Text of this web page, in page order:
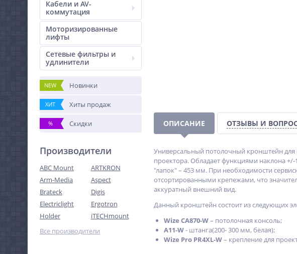
Кабели и AV-
коммутация
Моторизированные
лифты
Сетевые фильтры и
удлинители
NEW Новинки
ХИТ Хиты продаж
% Скидки
Производители
ABC Mount
ARTKRON
Arm-Media
Aspect
Brateck
Digis
Electriclight
Ergotron
Holder
iTECHmount
Все производители
ОПИСАНИЕ ОТЗЫВЫ И
Универсальный потолочный кронштейн для
проектора. Обладает функциями наклона
"лапок" – 453 мм. При необходимости
отсортированными крепежами, что
аккуратный внешний вид.
Данный кронштейн состоит из следующих
Wize CA870-W– потолочная консоль;
A11-W- штанга(200- 300 мм, белая);
Wize Pro PR4XL-W– крепление для